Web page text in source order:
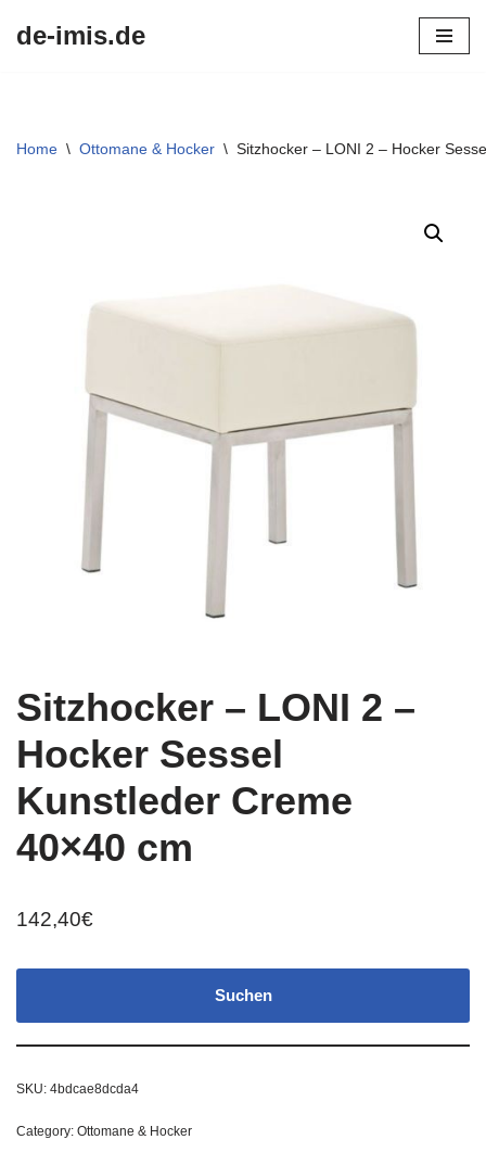
de-imis.de
Home \ Ottomane & Hocker \ Sitzhocker – LONI 2 – Hocker
Sitzhocker – LONI 2 –
Hocker Sessel
Kunstleder Creme
40×40 cm
142,40€
Suchen
SKU: 4bdcae8dcda4
Category: Ottomane & Hocker